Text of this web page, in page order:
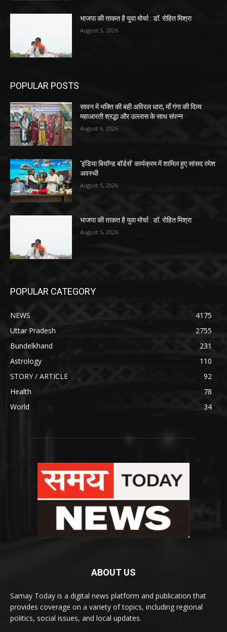
भाजपा की ताकत है युवा मोर्चा : डॉ. रोहित मिश्रा
August 5, 2026
POPULAR POSTS
सावन में भक्ति की बही अविरल धारा, माँ गंगा की दिव्य
महाआरती श्रद्धा और उल्लास के साथ संपन्न
August 6, 2026
‘इंडिया बियॉन्ड बॉर्डर्स’ कार्यक्रम में शामिल हुए सांसद रमेश
अवस्थी
August 5, 2026
भाजपा की ताकत है युवा मोर्चा : डॉ. रोहित मिश्रा
August 5, 2026
POPULAR CATEGORY
NEWS
4175
Uttar Pradesh
2755
Bundelkhand
231
Astrology
110
STORY / ARTICLE
92
Health
78
World
34
ABOUT US
Samay Today is a digital news platform and publication that
provides coverage on a variety of topics, including regional
politics, social issues, and local updates.